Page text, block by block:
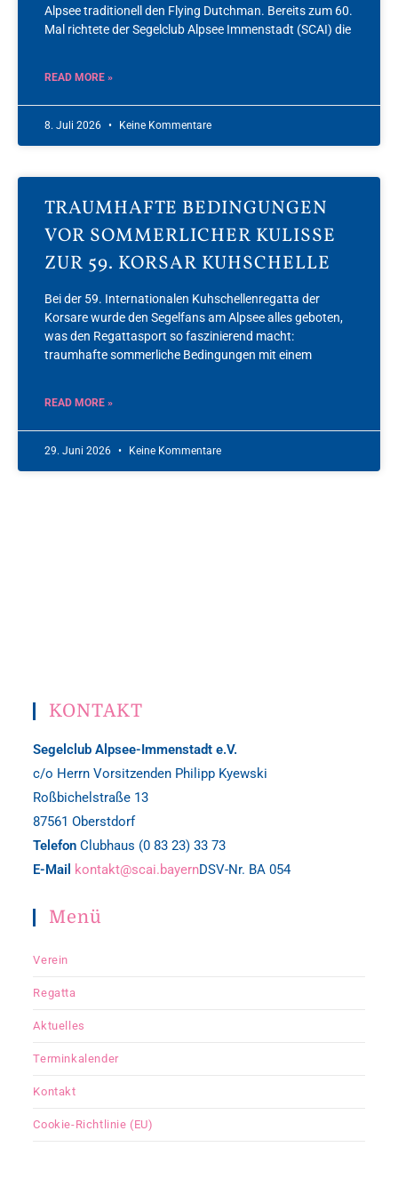
Alpsee traditionell den Flying Dutchman. Bereits zum 60.
Mal richtete der Segelclub Alpsee Immenstadt (SCAI) die
READ MORE »
8. Juli 2026 Keine Kommentare
TRAUMHAFTE BEDINGUNGEN
VOR SOMMERLICHER KULISSE
ZUR 59. KORSAR KUHSCHELLE
Bei der 59. Internationalen Kuhschellenregatta der
Korsare wurde den Segelfans am Alpsee alles geboten,
was den Regattasport so faszinierend macht:
traumhafte sommerliche Bedingungen mit einem
READ MORE »
29. Juni 2026 Keine Kommentare
KONTAKT
Segelclub Alpsee-Immenstadt e.V.
c/o Herrn Vorsitzenden Philipp Kyewski
Roßbichelstraße 13
87561 Oberstdorf
Telefon Clubhaus (0 83 23) 33 73
E-Mail
kontakt@scai.bayernDSV-Nr. BA 054
Menü
Verein
Regatta
Aktuelles
Terminkalender
Kontakt
Cookie-Richtlinie (EU)